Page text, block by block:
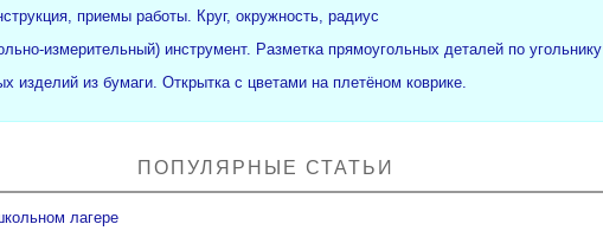
приемы работы. Круг, окружность, радиус
измерительный) инструмент. Разметка прямоугольных деталей по угольнику
изделий из бумаги. Открытка с цветами на плетёном коврике.
ПОПУЛЯРНЫЕ СТАТЬИ
лагере